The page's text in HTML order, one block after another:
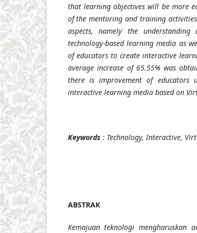
that learning objectives will be more
of the mentoring and training
aspects, namely the
technology-based learning media as
of educators to create interactive
average increase of 65.55% was
there is improvement of educators
interactive learning media based on
Keywords : Technology, Interactive,
ABSTRAK
Kemajuan teknologi mengharuskan